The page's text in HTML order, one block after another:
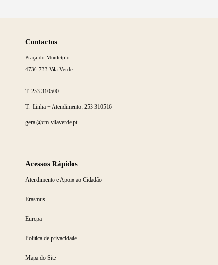
Contactos
Praça do Município
4730-733 Vila Verde
T.253 310500
T. Linha + Atendimento: 253 310516
geral@cm-vilaverde.pt
Acessos Rápidos
Atendimento e Apoio ao Cidadão
Erasmus+
Europa
Política de privacidade
Mapa do Site